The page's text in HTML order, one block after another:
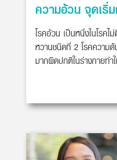
ความอ้วน จุดเริ่
โรคอ้วน เป็นหนึ่งในโรคไ
หวานชนิดที่ 2 โรคความดั
มากผิดปกติในร่างกายท